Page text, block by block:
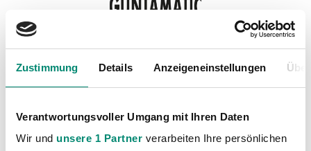
Zustimmung Details Anzeigeneinstellungen
Verantwortungsvoller Umgang mit Ihren Daten
Wir und unsere 1 Partner verarbeiten Ihre persönlichen
Kategorien
Akademie
Allgemeine News
(606)